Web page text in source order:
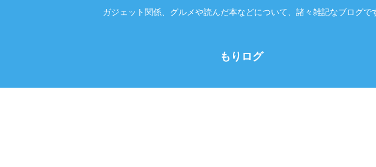
ガジェット関係、グルメや読んだ本などについて、諸々雑記なブログで
もりログ